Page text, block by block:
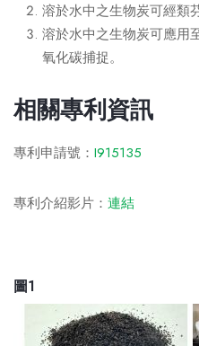
溶於水中之生物炭可經類
溶於水中之生物炭可應用
氧化碳捕捉。
相關專利資訊
專利申請號： I915135
專利介紹影片： 連結
圖1